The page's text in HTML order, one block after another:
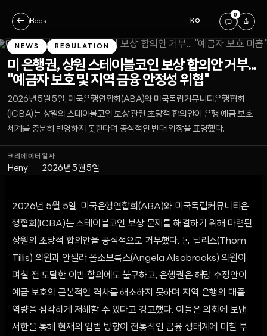
← Back KO
0
NEWS REGULATION
미 은행권, 상원 스테이블코인 보상 합의안 거부...
"예금자 보호 및 지역 금융 안정성 위협"
2026년 5월 5일, 미국은행연합회(ABA)와 미국독립커뮤니티은행협회
(ICBA)는 상원의 스테이블코인 보상 관련 초당적 합의안이 은행 예금 보호
체계를 충분히 반영하지 못한다며 공식적인 반대 입장을 표명했다.
크리에이터
Heny
일자
2026년 5월 5일
2026년 5월 5일, 미국은행연합회(ABA)와 미국독립커뮤니티은
행협회(ICBA)는 스테이블코인 보상 문제를 해결하기 위해 마련된
상원의 초당적 합의안을 공식적으로 거부했다. 톰 틸리스(Thom
Tillis) 의원과 안젤라 올소브룩스(Angela Alsobrooks) 의원이
며칠 전 도달한 이번 합의에도 불구하고, 은행권은 해당 수정안이
예금 보호의 근본적인 격차를 해소하지 못하며 지역 은행의 대출
역량을 심각하게 저해할 수 있다고 경고했다. 이들은 의회에 보낸
서한을 통해 현재의 입법 방향이 전통적인 금융 생태계에 미칠 부